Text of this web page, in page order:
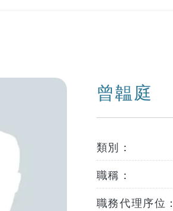
曾韞庭
類別：
職稱：
職務代理序位：